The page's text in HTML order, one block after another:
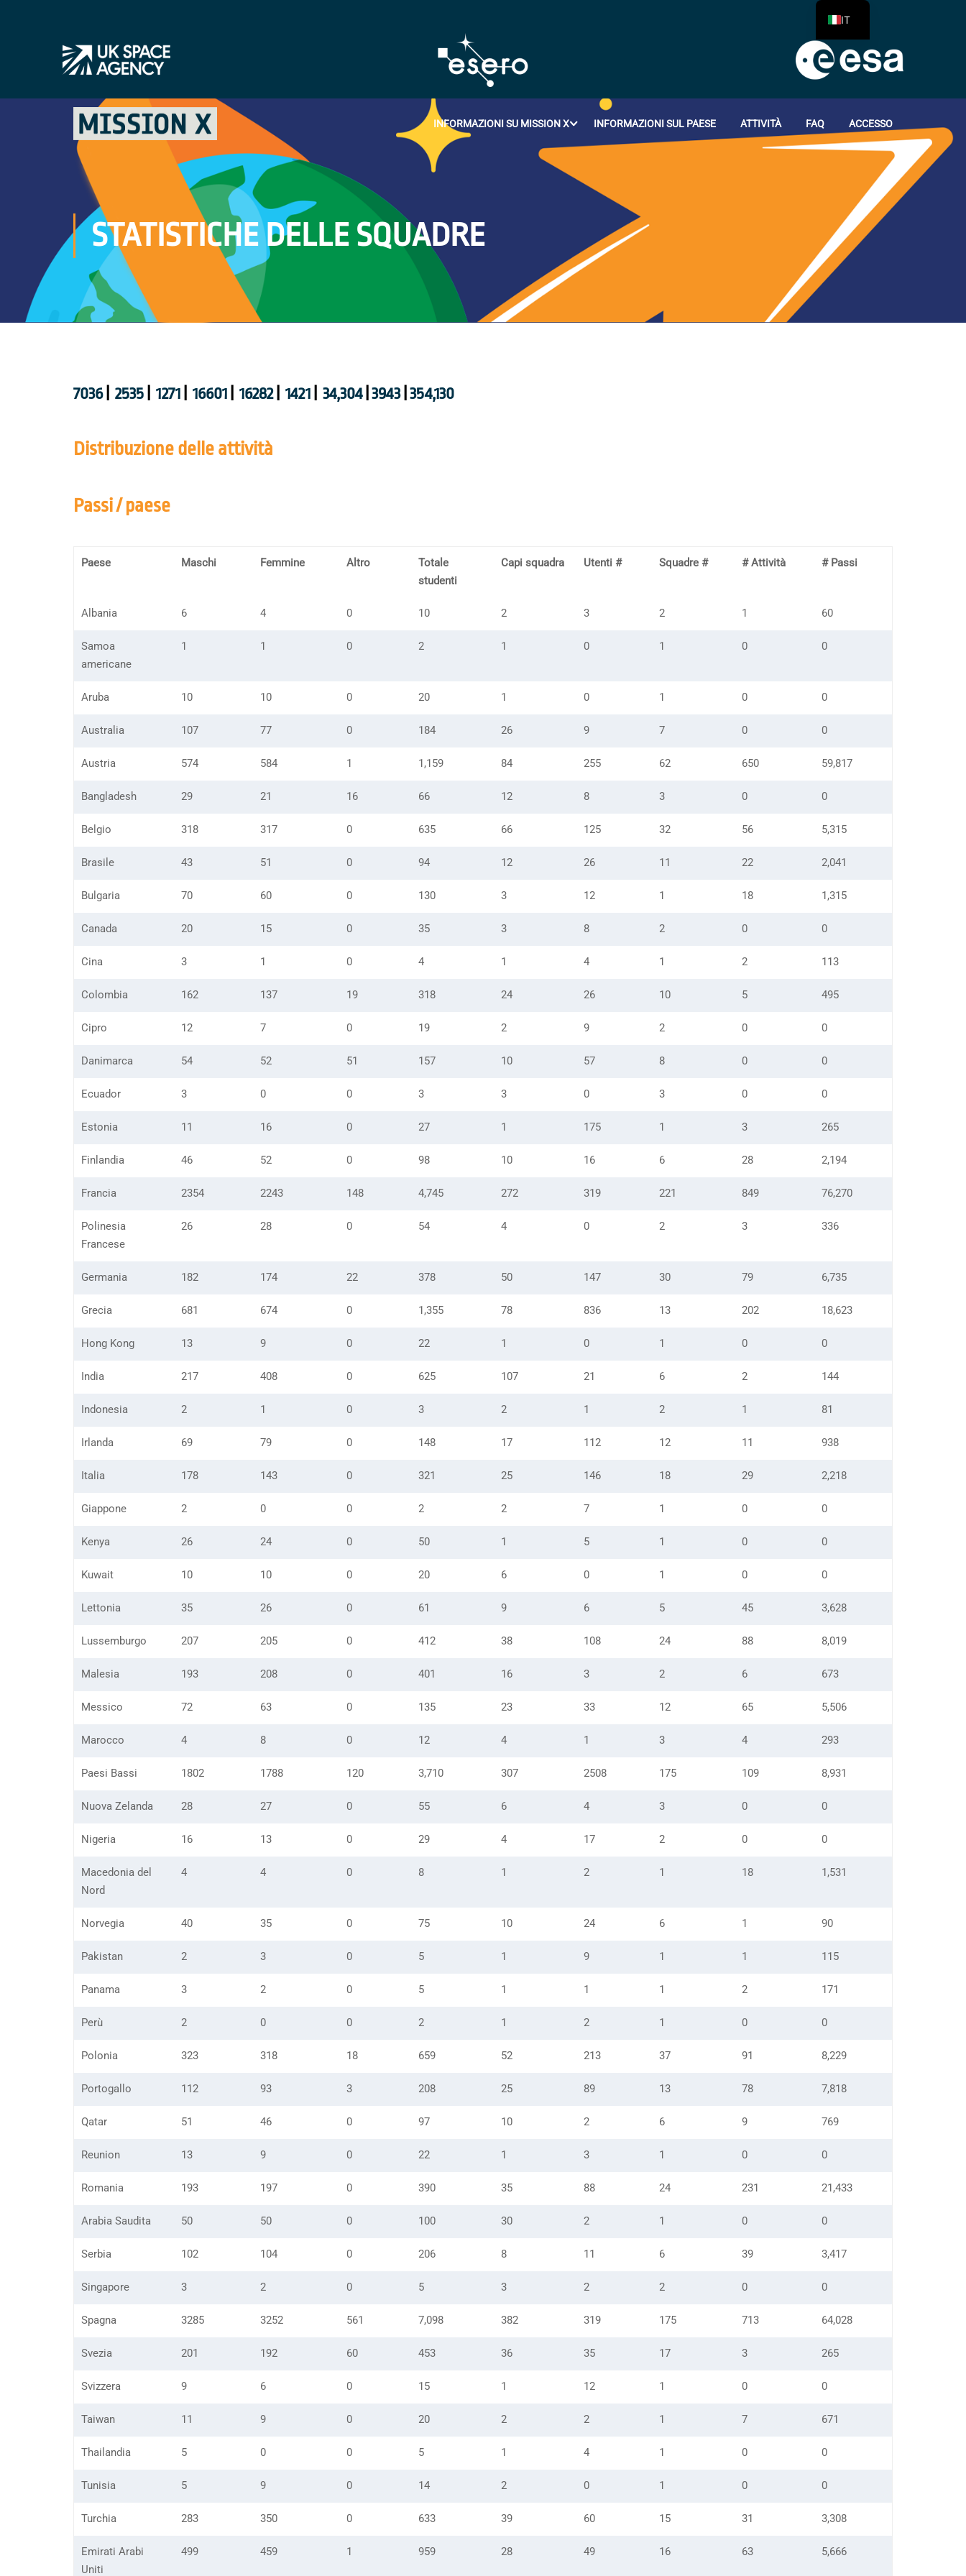
INFORMAZIONI SU MISSION X INFORMAZIONI SUL PAESE ATTIVITÀ FAQ ACCESSO
STATISTICHE DELLE SQUADRE
7036 2535 1271 16601 16282 1421 34,304 3943 354,130
Distribuzione delle attività
Passi / paese
Paese Maschi Femmine Altro
Totale
studenti
Capi squadra Utenti # Squadre # # Attività # Passi
Albania 6 4 0 10 2 3 2 1 60
Samoa
americane
1 1 0 2 1 0 1 0 0
Aruba 10 10 0 20 1 0 1 0 0
Australia 107 77 0 184 26 9 7 0 0
Austria 574 584 1 1,159 84 255 62 650 59,817
Bangladesh 29 21 16 66 12 8 3 0 0
Belgio 318 317 0 635 66 125 32 56 5,315
Brasile 43 51 0 94 12 26 11 22 2,041
Bulgaria 70 60 0 130 3 12 1 18 1,315
Canada 20 15 0 35 3 8 2 0 0
Cina 3 1 0 4 1 4 1 2 113
Colombia 162 137 19 318 24 26 10 5 495
Cipro 12 7 0 19 2 9 2 0 0
Danimarca 54 52 51 157 10 57 8 0 0
Ecuador 3 0 0 3 3 0 3 0 0
Estonia 11 16 0 27 1 175 1 3 265
Finlandia 46 52 0 98 10 16 6 28 2,194
Francia 2354 2243 148 4,745 272 319 221 849 76,270
Polinesia
Francese
26 28 0 54 4 0 2 3 336
Germania 182 174 22 378 50 147 30 79 6,735
Grecia 681 674 0 1,355 78 836 13 202 18,623
Hong Kong 13 9 0 22 1 0 1 0 0
India 217 408 0 625 107 21 6 2 144
Indonesia 2 1 0 3 2 1 2 1 81
Irlanda 69 79 0 148 17 112 12 11 938
Italia 178 143 0 321 25 146 18 29 2,218
Giappone 2 0 0 2 2 7 1 0 0
Kenya 26 24 0 50 1 5 1 0 0
Kuwait 10 10 0 20 6 0 1 0 0
Lettonia 35 26 0 61 9 6 5 45 3,628
Lussemburgo 207 205 0 412 38 108 24 88 8,019
Malesia 193 208 0 401 16 3 2 6 673
Messico 72 63 0 135 23 33 12 65 5,506
Marocco 4 8 0 12 4 1 3 4 293
Paesi Bassi 1802 1788 120 3,710 307 2508 175 109 8,931
Nuova Zelanda 28 27 0 55 6 4 3 0 0
Nigeria 16 13 0 29 4 17 2 0 0
Macedonia del
Nord
4 4 0 8 1 2 1 18 1,531
Norvegia 40 35 0 75 10 24 6 1 90
Pakistan 2 3 0 5 1 9 1 1 115
Panama 3 2 0 5 1 1 1 2 171
Perù 2 0 0 2 1 2 1 0 0
Polonia 323 318 18 659 52 213 37 91 8,229
Portogallo 112 93 3 208 25 89 13 78 7,818
Qatar 51 46 0 97 10 2 6 9 769
Reunion 13 9 0 22 1 3 1 0 0
Romania 193 197 0 390 35 88 24 231 21,433
Arabia Saudita 50 50 0 100 30 2 1 0 0
Serbia 102 104 0 206 8 11 6 39 3,417
Singapore 3 2 0 5 3 2 2 0 0
Spagna 3285 3252 561 7,098 382 319 175 713 64,028
Svezia 201 192 60 453 36 35 17 3 265
Svizzera 9 6 0 15 1 12 1 0 0
Taiwan 11 9 0 20 2 2 1 7 671
Thailandia 5 0 0 5 1 4 1 0 0
Tunisia 5 9 0 14 2 0 1 0 0
Turchia 283 350 0 633 39 60 15 31 3,308
Emirati Arabi
Uniti
499 459 1 959 28 49 16 63 5,666
IT